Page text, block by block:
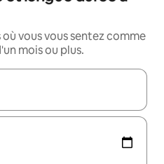
vous vous sentez comme
mois ou plus.
utilisez les flèches vers le